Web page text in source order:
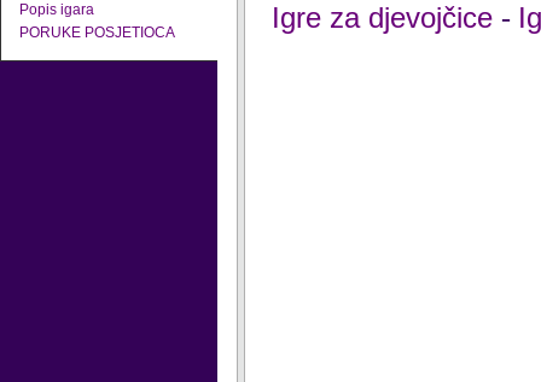
Popis igara
PORUKE POSJETIOCA
Igre za djevojčice -